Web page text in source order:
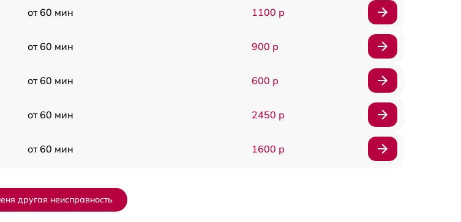
от 60 мин 1100 р
от 60 мин 900 р
от 60 мин 600 р
от 60 мин 2450 р
от 60 мин 1600 р
другая неисправность